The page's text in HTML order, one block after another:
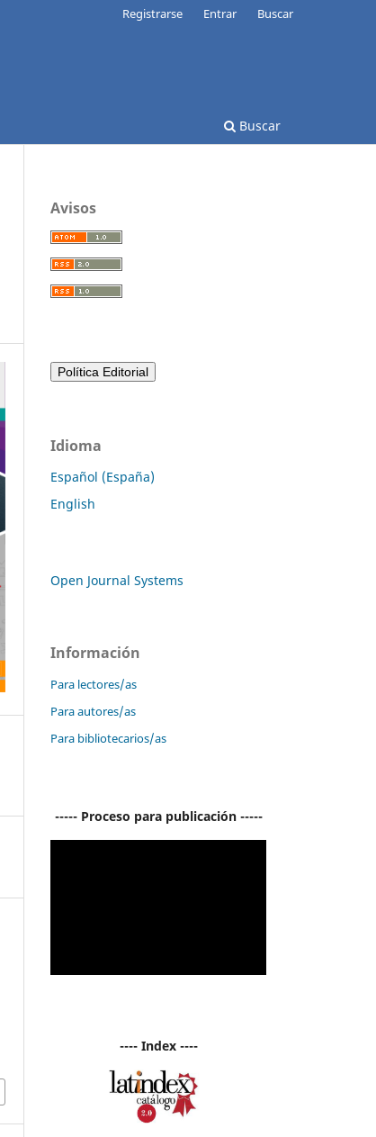
Buscar
Registrarse Entrar Buscar
Avisos
Idioma
Español (España)
English
Open Journal Systems
Información
Para lectores/as
Para autores/as
Para bibliotecarios/as
----- Proceso para publicación -----
---- Index ----